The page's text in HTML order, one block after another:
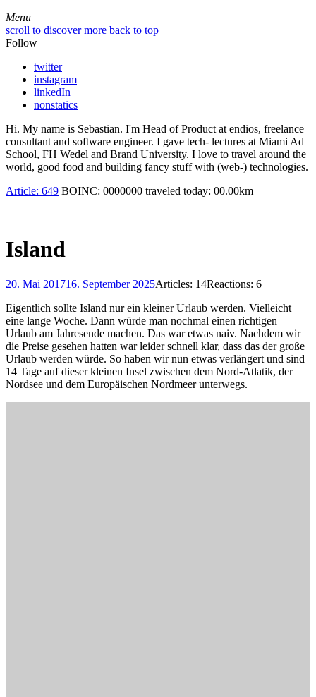
Menu
Menu
scroll to discover more back to top
Follow
twitter
instagram
linkedIn
nonstatics
Hi. My name is Sebastian. I'm Head of Product at endios, freelance
consultant and software engineer. I gave tech- lectures at Miami Ad
School, FH Wedel and Brand University. I love to travel around the
world, good food and building fancy stuff with (web-) technologies.
Article: 649 BOINC: 0000000 traveled today: 00.00km
Island
20. Mai 201716. September 2025Articles: 14Reactions: 6
Eigentlich sollte Island nur ein kleiner Urlaub werden. Vielleicht
eine lange Woche. Dann würde man nochmal einen richtigen
Urlaub am Jahresende machen. Das war etwas naiv. Nachdem wir
die Preise gesehen hatten war leider schnell klar, dass das der große
Urlaub werden würde. So haben wir nun etwas verlängert und sind
14 Tage auf dieser kleinen Insel zwischen dem Nord-Atlatik, der
Nordsee und dem Europäischen Nordmeer unterwegs.